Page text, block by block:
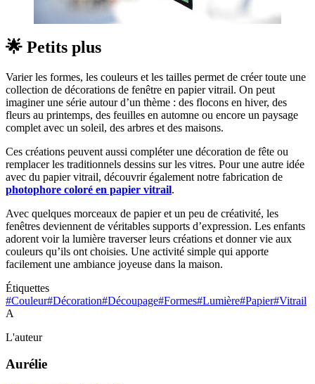
🌟 Petits plus
Varier les formes, les couleurs et les tailles permet de créer toute une
collection de décorations de fenêtre en papier vitrail. On peut
imaginer une série autour d’un thème : des flocons en hiver, des
fleurs au printemps, des feuilles en automne ou encore un paysage
complet avec un soleil, des arbres et des maisons.
Ces créations peuvent aussi compléter une décoration de fête ou
remplacer les traditionnels dessins sur les vitres. Pour une autre idée
avec du papier vitrail, découvrir également notre fabrication de
photophore coloré en papier vitrail.
Avec quelques morceaux de papier et un peu de créativité, les
fenêtres deviennent de véritables supports d’expression. Les enfants
adorent voir la lumière traverser leurs créations et donner vie aux
couleurs qu’ils ont choisies. Une activité simple qui apporte
facilement une ambiance joyeuse dans la maison.
Étiquettes
#Couleur#Décoration#Découpage#Formes#Lumière#Papier#Vitrail
A
L'auteur
Aurélie